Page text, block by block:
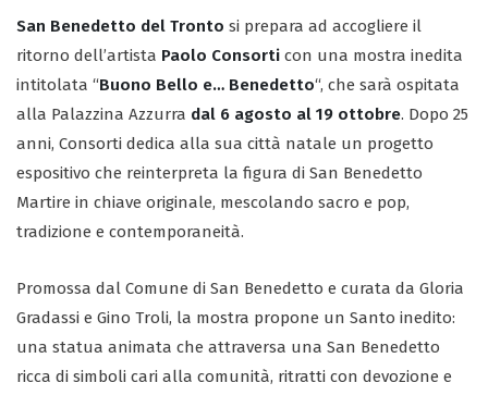
San Benedetto del Tronto si prepara ad accogliere il
ritorno dell’artista Paolo Consorti con una mostra inedita
intitolata “Buono Bello e… Benedetto“, che sarà ospitata
alla Palazzina Azzurra dal 6 agosto al 19 ottobre. Dopo 25
anni, Consorti dedica alla sua città natale un progetto
espositivo che reinterpreta la figura di San Benedetto
Martire in chiave originale, mescolando sacro e pop,
tradizione e contemporaneità.
Promossa dal Comune di San Benedetto e curata da Gloria
Gradassi e Gino Troli, la mostra propone un Santo inedito:
una statua animata che attraversa una San Benedetto
ricca di simboli cari alla comunità, ritratti con devozione e